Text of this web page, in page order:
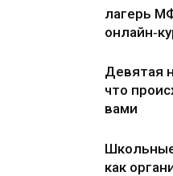
лагерь
Девятая
что
вами
как